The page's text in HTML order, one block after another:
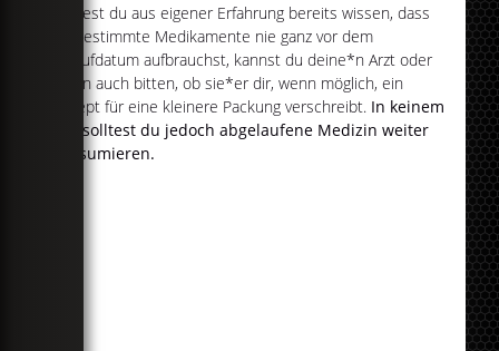
Solltest du aus eigener Erfahrung bereits wissen, dass
du bestimmte Medikamente nie ganz vor dem
Ablaufdatum aufbrauchst, kannst du deine*n Arzt oder
Ärztin auch bitten, ob sie*er dir, wenn möglich, ein
Rezept für eine kleinere Packung verschreibt. In keinem
Fall solltest du jedoch abgelaufene Medizin weiter
konsumieren.